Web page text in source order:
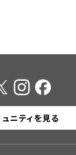
ニティを見る